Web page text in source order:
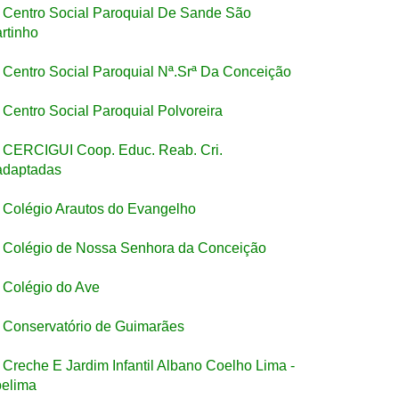
Centro Social Paroquial De Sande São
Centro Social Paroquial Nª.Srª Da Conceição
Centro Social Paroquial Polvoreira
CERCIGUI Coop. Educ. Reab. Cri.
Colégio Arautos do Evangelho
Colégio de Nossa Senhora da Conceição
Colégio do Ave
Conservatório de Guimarães
Creche E Jardim Infantil Albano Coelho Lima -